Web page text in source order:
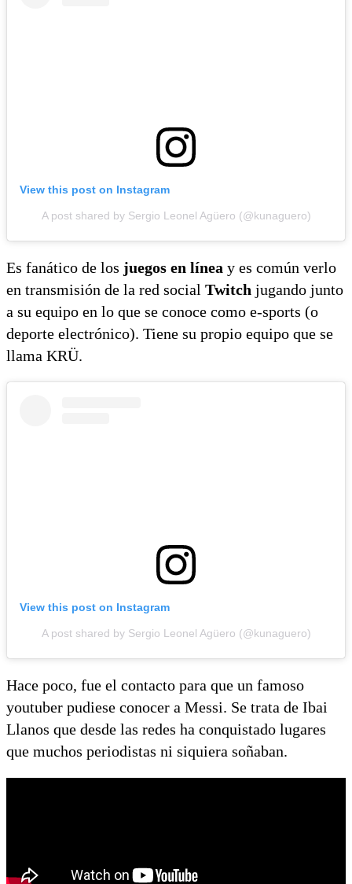
View this post on Instagram
A post shared by Sergio Leonel Agüero (@kunaguero)
Es fanático de los juegos en línea y es común verlo
en transmisión de la red social Twitch jugando junto
a su equipo en lo que se conoce como e-sports (o
deporte electrónico). Tiene su propio equipo que se
llama KRÜ.
View this post on Instagram
A post shared by Sergio Leonel Agüero (@kunaguero)
Hace poco, fue el contacto para que un famoso
youtuber pudiese conocer a Messi. Se trata de Ibai
Llanos que desde las redes ha conquistado lugares
que muchos periodistas ni siquiera soñaban.